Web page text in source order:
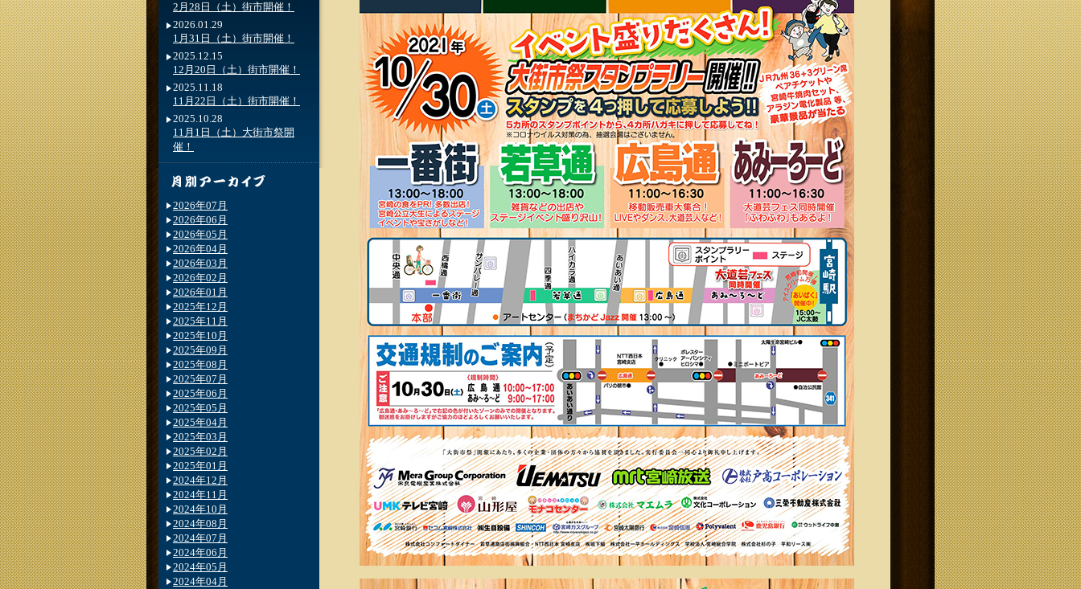
2月28日（土）街市開催！
2026.01.29
1月31日（土）街市開催！
2025.12.15
12月20日（土）街市開催！
2025.11.18
11月22日（土）街市開催！
2025.10.28
11月1日（土）大街市祭開
催！
2026年07月
2026年06月
2026年05月
2026年04月
2026年03月
2026年02月
2026年01月
2025年12月
2025年11月
2025年10月
2025年09月
2025年08月
2025年07月
2025年06月
2025年05月
2025年04月
2025年03月
2025年02月
2025年01月
2024年12月
2024年11月
2024年10月
2024年08月
2024年07月
2024年06月
2024年05月
2024年04月